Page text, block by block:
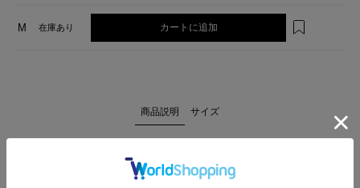
M 在庫あり カートに追加
商品説明 サイズ
控えめな光沢感のある生地のリラックスパンツ。